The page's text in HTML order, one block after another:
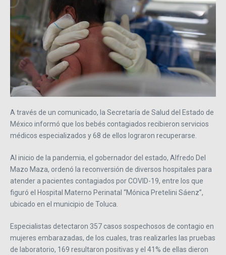
A través de un comunicado, la Secretaría de Salud del Estado de
México informó que los bebés contagiados recibieron servicios
médicos especializados y 68 de ellos lograron recuperarse.
Al inicio de la pandemia, el gobernador del estado, Alfredo Del
Mazo Maza, ordenó la reconversión de diversos hospitales para
atender a pacientes contagiados por COVID-19, entre los que
figuró el Hospital Materno Perinatal “Mónica Pretelini Sáenz”,
ubicado en el municipio de Toluca.
Especialistas detectaron 357 casos sospechosos de contagio en
mujeres embarazadas, de los cuales, tras realizarles las pruebas
de laboratorio, 169 resultaron positivas y el 41% de ellas dieron